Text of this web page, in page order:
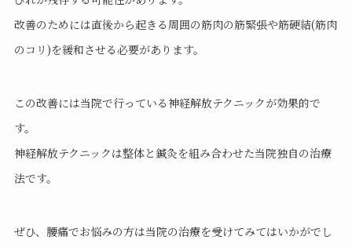
改善のためには直後から起きる周囲の筋肉の筋緊張や筋硬結(筋肉
のコリ)を緩和させる必要があります。
この改善には当院で行っている神経解放テクニックが効果的で
す。
神経解放テクニックは整体と鍼灸を組み合わせた当院独自の治療
法です。
ぜひ、腰痛でお悩みの方は当院の治療を受けてみてはいかがでし